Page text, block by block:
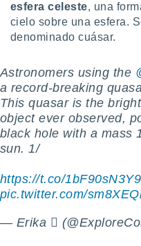
de que
el sitio
se
para
ni para
o
aunque
no
Puedes
esfera celeste, una
cielo sobre una esfera.
denominado cuásar.
Astronomers using the
a record-breaking
This quasar is the
object ever observed,
black hole with a mass
sun. 1/
https://t.co/1bF90sN3Y9
pic.twitter.com/
— Erika 